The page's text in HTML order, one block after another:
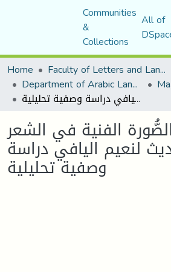
Communities
&
Collections
All of
Home
Faculty of Letters and Languages
Department of Arabic Language and Literature
كتاب تطوُّر الصُّورة الفنية في الشعر العربي الحديث لنعيم اليافي دراسة وصفية تحليلية
الفنية في الشعر
لنعيم اليافي دراسة
وصفية تحليلية